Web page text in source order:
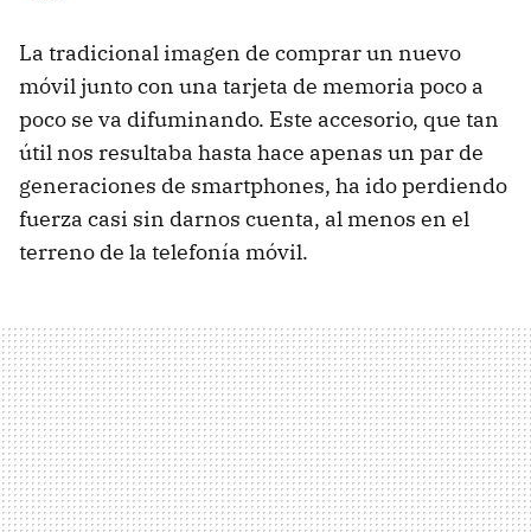
La tradicional imagen de comprar un nuevo
móvil junto con una tarjeta de memoria poco a
poco se va difuminando. Este accesorio, que tan
útil nos resultaba hasta hace apenas un par de
generaciones de smartphones, ha ido perdiendo
fuerza casi sin darnos cuenta, al menos en el
terreno de la telefonía móvil.